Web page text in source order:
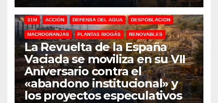
31M ACCIÓN DEFENSA DEL AGUA DESPOBLACION
MACROGRANJAS PLANTAS BIOGÁS RENOVABLES
La Revuelta de la España
Vaciada se moviliza en su VII
Aniversario contra el
«abandono institucional» y
los proyectos especulativos